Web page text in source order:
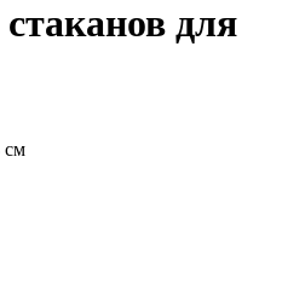
для
см